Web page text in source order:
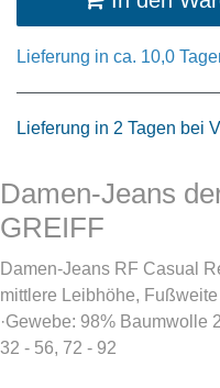
Lieferung in ca. 10,0
Lieferung in 2 Tagen bei
Damen-Jeans
GREIFF
Damen-Jeans RF Casual
mittlere Leibhöhe,
·Gewebe: 98% Baumwolle
32 - 56, 72 - 92